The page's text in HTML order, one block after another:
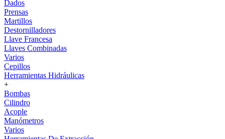
Dados
Prensas
Martillos
Destornilladores
Llave Francesa
Llaves Combinadas
Varios
Cepillos
Herramientas Hidráulicas
+
Bombas
Cilindro
Acople
Manómetros
Varios